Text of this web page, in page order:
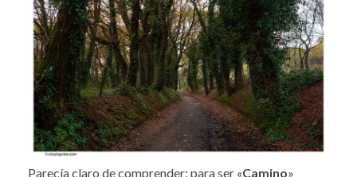
Parecía claro de comprender; para ser «Camino»